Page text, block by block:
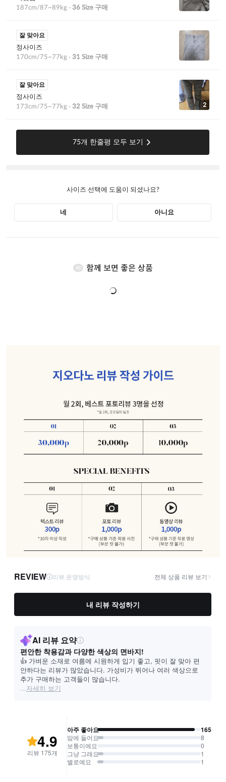
AI 함께 보면 좋은 상품